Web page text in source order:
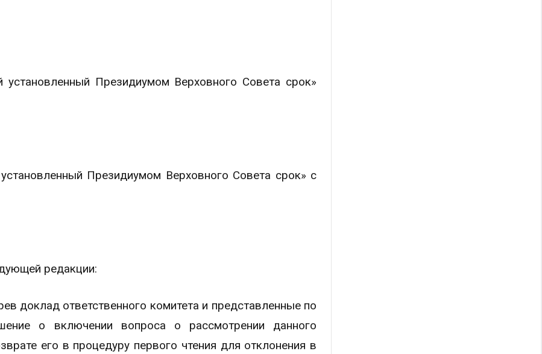
Президиумом Верховного Совета срок»
Президиумом Верховного Совета срок» с
редакции:
доклад ответственного комитета и представленные по
о включении вопроса о рассмотрении данного
его в процедуру первого чтения для отклонения в